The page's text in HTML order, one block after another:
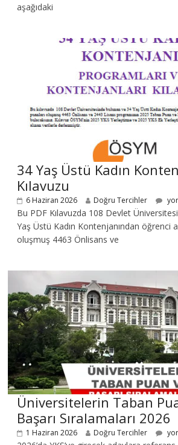
aşağıdaki
34 Yaş Üstü Kadın
Kılavuzu
6 Haziran 2026 Doğru Tercihler
Bu PDF Kılavuzda 108 Devlet
Yaş Üstü Kadın Kontenjanından öğrenci
oluşmuş 4463 Önlisans ve
Üniversitelerin Taban
Başarı Sıralamaları 2026
1 Haziran 2026 Doğru Tercihler